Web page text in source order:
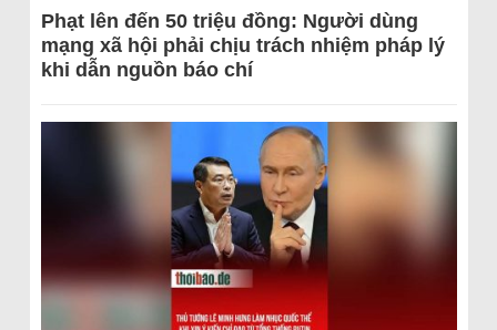
Phạt lên đến 50 triệu đồng: Người dùng
mạng xã hội phải chịu trách nhiệm pháp lý
khi dẫn nguồn báo chí